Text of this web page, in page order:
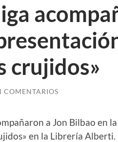
crujidos»
COMENTARIOS
a Jon Bilbao en la
en la Librería Alberti.